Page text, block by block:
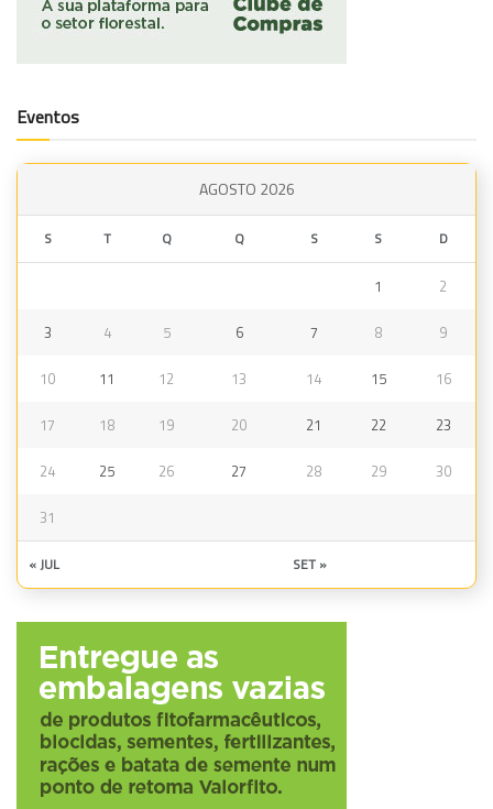
Eventos
AGOSTO 2026
S T Q Q S S D
1 2
3 4 5 6 7 8 9
10 11 12 13 14 15 16
17 18 19 20 21 22 23
24 25 26 27 28 29 30
31
« JUL SET »